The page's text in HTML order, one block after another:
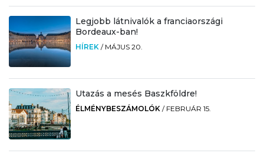
Legjobb látnivalók a franciaországi
Bordeaux-ban!
HÍREK / MÁJUS 20.
Utazás a mesés Baszkföldre!
ÉLMÉNYBESZÁMOLÓK / FEBRUÁR 15.